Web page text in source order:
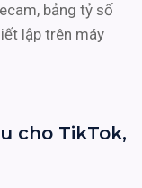
bảng tỷ số
lập trên máy
cho TikTok,